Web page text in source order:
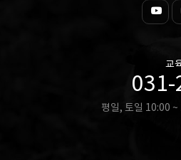
교
031-
평일, 토일 10:00